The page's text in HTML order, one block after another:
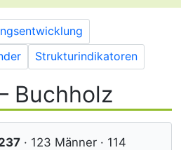
Strukturindikatoren
Buchholz
· 123 Männer · 114